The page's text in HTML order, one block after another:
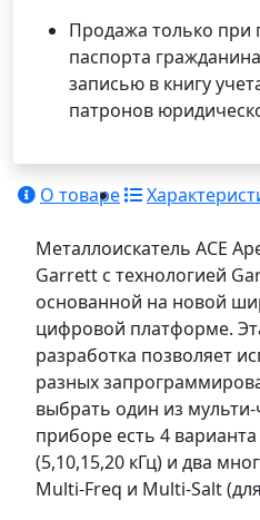
Продажа только при
паспорта
записью в книгу
патронов
О товаре
Металлоискатель ACE
Garrett с технологией
основанной на новой
цифровой платформе.
разработка позволяет
разных
выбрать один из
приборе есть 4
(5,10,15,20 кГц) и два
Multi-Freq и Multi-Salt